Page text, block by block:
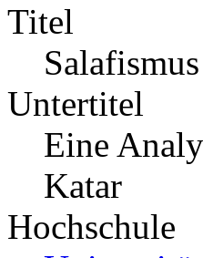
Titel
Untertitel
Eine
Katar
Hochschule